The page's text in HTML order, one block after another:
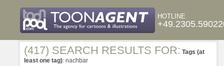
HOTLINE
(417) SEARCH RESULTS FOR: Tags (at
least one tag): nachbar